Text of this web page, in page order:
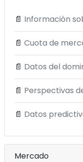
📄 Información
📄 Cuota de
📄 Datos del
📄 Perspectivas
📄 Datos
Mercado